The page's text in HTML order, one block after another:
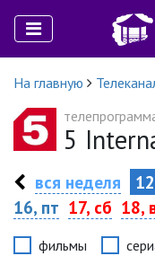
На главную
5
вся неделя
16, пт 17, сб 18,
фильмы